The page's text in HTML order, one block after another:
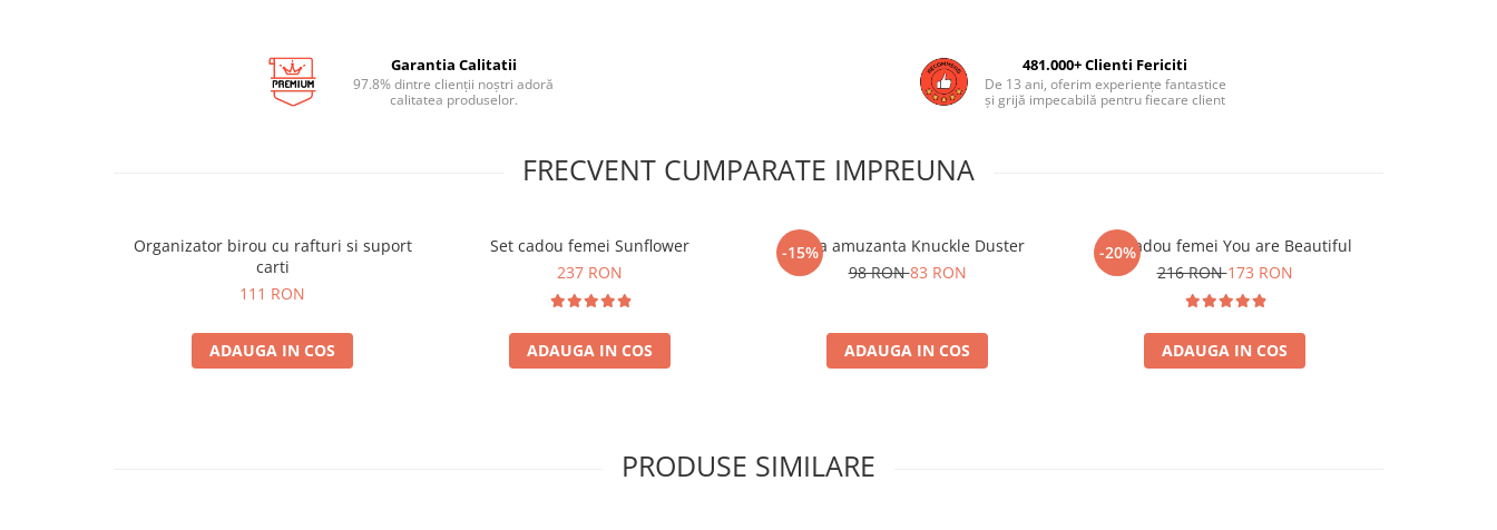
Garantia Calitatii
97.8% dintre clienții noștri adoră
calitatea produselor.
481.000+ Clienti Fericiti
De 13 ani, oferim experiențe fantastice
și grijă impecabilă pentru fiecare client
FRECVENT CUMPARATE IMPREUNA
Organizator birou cu rafturi si suport
carti
111 RON
ADAUGA IN COS
Set cadou femei Sunflower
237 RON
ADAUGA IN COS
-15%
Cana amuzanta Knuckle Duster
98 RON83 RON
ADAUGA IN COS
-20%
Set cadou femei You are Beautiful
216 RON173 RON
ADAUGA IN COS
PRODUSE SIMILARE